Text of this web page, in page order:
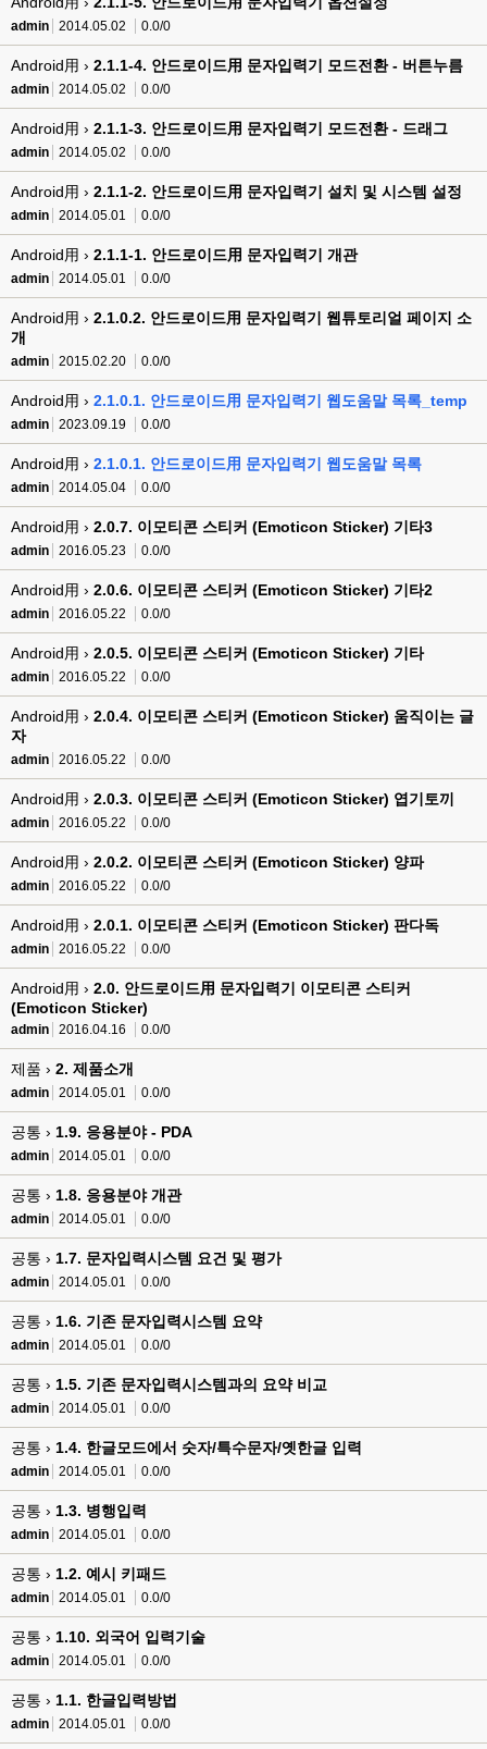
admin 2014.05.02 0.0/0
Android用 › 2.1.1-4. 안드로이드用 문자입력기 모드전환 - 버튼누름
admin 2014.05.02 0.0/0
Android用 › 2.1.1-3. 안드로이드用 문자입력기 모드전환 - 드래그
admin 2014.05.02 0.0/0
Android用 › 2.1.1-2. 안드로이드用 문자입력기 설치 및 시스템 설정
admin 2014.05.01 0.0/0
Android用 › 2.1.1-1. 안드로이드用 문자입력기 개관
admin 2014.05.01 0.0/0
Android用 › 2.1.0.2. 안드로이드用 문자입력기 웹튜토리얼 페이지 소
개
admin 2015.02.20 0.0/0
Android用 › 2.1.0.1. 안드로이드用 문자입력기 웹도움말 목록_temp
admin 2023.09.19 0.0/0
Android用 › 2.1.0.1. 안드로이드用 문자입력기 웹도움말 목록
admin 2014.05.04 0.0/0
Android用 › 2.0.7. 이모티콘 스티커 (Emoticon Sticker) 기타3
admin 2016.05.23 0.0/0
Android用 › 2.0.6. 이모티콘 스티커 (Emoticon Sticker) 기타2
admin 2016.05.22 0.0/0
Android用 › 2.0.5. 이모티콘 스티커 (Emoticon Sticker) 기타
admin 2016.05.22 0.0/0
Android用 › 2.0.4. 이모티콘 스티커 (Emoticon Sticker) 움직이는 글
자
admin 2016.05.22 0.0/0
Android用 › 2.0.3. 이모티콘 스티커 (Emoticon Sticker) 엽기토끼
admin 2016.05.22 0.0/0
Android用 › 2.0.2. 이모티콘 스티커 (Emoticon Sticker) 양파
admin 2016.05.22 0.0/0
Android用 › 2.0.1. 이모티콘 스티커 (Emoticon Sticker) 판다독
admin 2016.05.22 0.0/0
Android用 › 2.0. 안드로이드用 문자입력기 이모티콘 스티커
(Emoticon Sticker)
admin 2016.04.16 0.0/0
제품 › 2. 제품소개
admin 2014.05.01 0.0/0
공통 › 1.9. 응용분야 - PDA
admin 2014.05.01 0.0/0
공통 › 1.8. 응용분야 개관
admin 2014.05.01 0.0/0
공통 › 1.7. 문자입력시스템 요건 및 평가
admin 2014.05.01 0.0/0
공통 › 1.6. 기존 문자입력시스템 요약
admin 2014.05.01 0.0/0
공통 › 1.5. 기존 문자입력시스템과의 요약 비교
admin 2014.05.01 0.0/0
공통 › 1.4. 한글모드에서 숫자/특수문자/옛한글 입력
admin 2014.05.01 0.0/0
공통 › 1.3. 병행입력
admin 2014.05.01 0.0/0
공통 › 1.2. 예시 키패드
admin 2014.05.01 0.0/0
공통 › 1.10. 외국어 입력기술
admin 2014.05.01 0.0/0
공통 › 1.1. 한글입력방법
admin 2014.05.01 0.0/0